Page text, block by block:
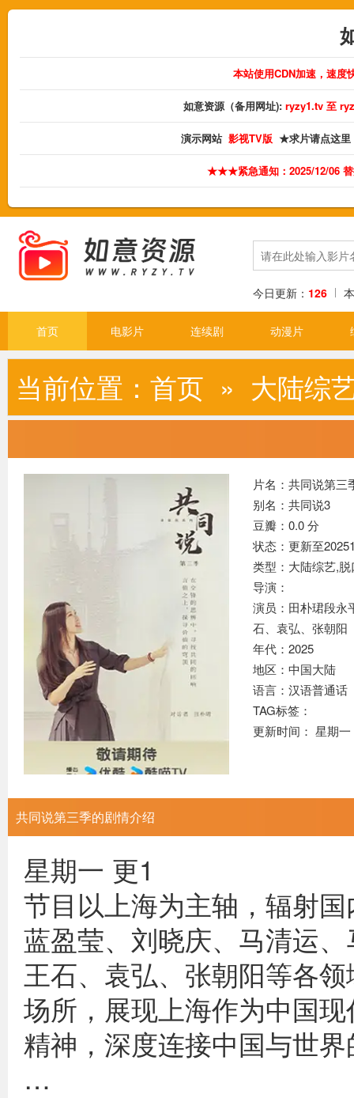
本站使用CDN加速，速度
如意资源（备用网址):ryzy1.tv 至
演示网站 影视TV版 ★求片请点这
★★★紧急通知：2025/12/06 替
今日更新： 126
首页 电影片 连续剧 动漫片
当前位置： 首页 » 大陆综
片名：共同说第三
别名：共同说3
豆瓣：0.0 分
状态：更新至
类型：大陆综艺,
导演：
演员：田朴珺段永
石、袁弘、张朝阳
年代：2025
地区：中国大陆
语言：汉语普通话
TAG标签：
更新时间： 星期一
共同说第三季的剧情介绍
星期一 更1
节目以上海为主轴，辐射
蓝盈莹、刘晓庆、马清运
王石、袁弘、张朝阳等各
场所，展现上海作为中国
精神，深度连接中国与世
…